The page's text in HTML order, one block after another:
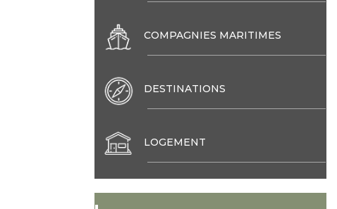
COMPAGNIES MARITIMES
DESTINATIONS
LOGEMENT